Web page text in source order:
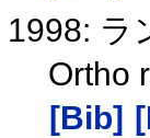
1998: ラ
Ortho
[Bib]